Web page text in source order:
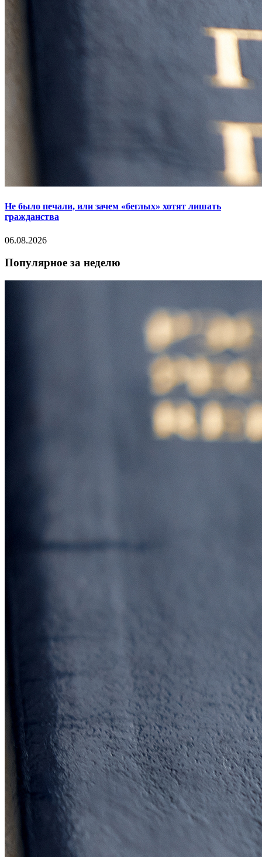
Не было печали, или зачем «беглых» хотят лишать
гражданства
06.08.2026
Популярное за неделю